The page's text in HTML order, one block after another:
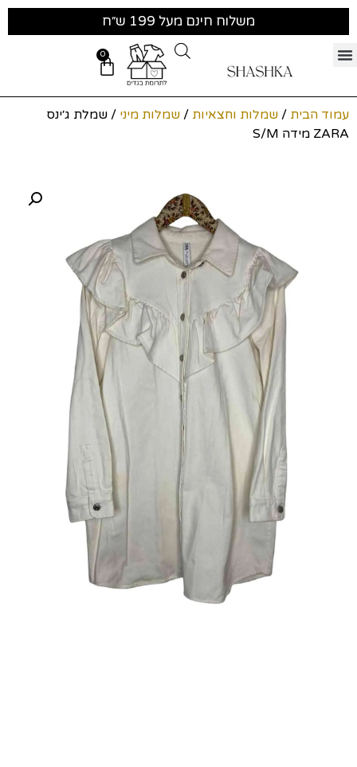
משלוח חינם מעל 199 ש״ח
0
עמוד הבית / שמלות וחצאיות / שמלות מיני / שמלת ג׳ינס
ZARA מידה S/M